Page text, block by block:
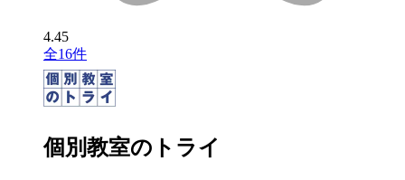
4.45
全16件
個別教室のトライ